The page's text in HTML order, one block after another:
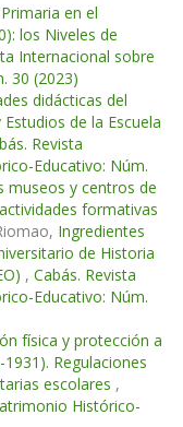
en el
los Niveles de
Internacional sobre
30 (2023)
didácticas del
de la Escuela
Revista
Educativo: Núm.
museos y centros de
formativas
Ingredientes
de Historia
, Cabás. Revista
Educativo: Núm.
física y protección a
Regulaciones
escolares ,
Histórico-